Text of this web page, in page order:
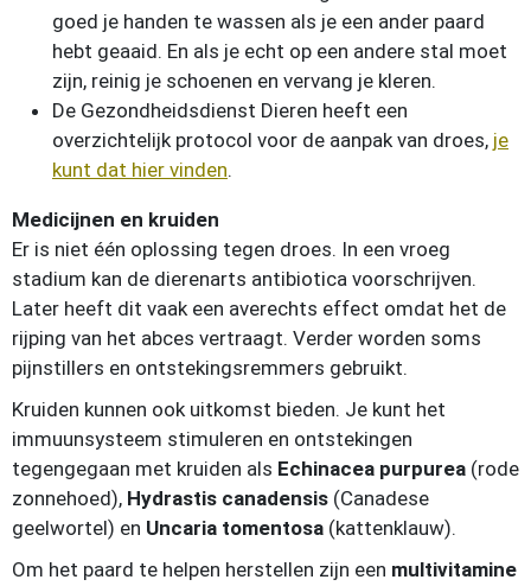
goed je handen te wassen als je een ander paard
hebt geaaid. En als je echt op een andere stal moet
zijn, reinig je schoenen en vervang je kleren.
De Gezondheidsdienst Dieren heeft een
overzichtelijk protocol voor de aanpak van droes, je
kunt dat hier vinden.
Medicijnen en kruiden
Er is niet één oplossing tegen droes. In een vroeg
stadium kan de dierenarts antibiotica voorschrijven.
Later heeft dit vaak een averechts effect omdat het de
rijping van het abces vertraagt. Verder worden soms
pijnstillers en ontstekingsremmers gebruikt.
Kruiden kunnen ook uitkomst bieden. Je kunt het
immuunsysteem stimuleren en ontstekingen
tegengegaan met kruiden als Echinacea purpurea (rode
zonnehoed), Hydrastis canadensis (Canadese
geelwortel) en Uncaria tomentosa (kattenklauw).
Om het paard te helpen herstellen zijn een multivitamine